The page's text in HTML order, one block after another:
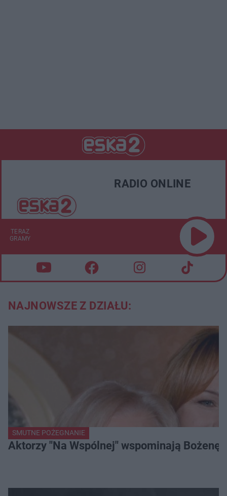
RADIO ONLINE
TERAZ
GRAMY
NAJNOWSZE Z DZIAŁU:
SMUTNE POŻEGNANIE
Aktorzy "Na Wspólnej" wspominają Bożenę